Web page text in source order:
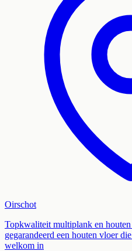
Oirschot
Topkwaliteit multiplank en
gegarandeerd een houten vloer
welkom in